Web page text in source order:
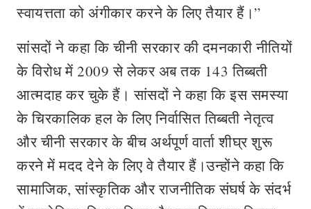
स्वायत्तता को अंगीकार करने के लिए तैयार हैं।”
सांसदों ने कहा कि चीनी सरकार की दमनकारी नीतियों
के विरोध में 2009 से लेकर अब तक 143 तिब्बती
आत्मदाह कर चुके हैं। सांसदों ने कहा कि इस समस्या
के चिरकालिक हल के लिए निर्वासित तिब्बती नेतृत्व
और चीनी सरकार के बीच अर्थपूर्ण वार्ता शीघ्र शुरू
करने में मदद देने के लिए वे तैयार हैं।उन्होंने कहा कि
सामाजिक, सांस्कृतिक और राजनीतिक संघर्ष के संदर्भ